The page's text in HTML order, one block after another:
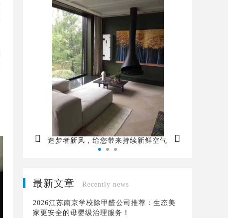
造梦者新风，给您带来持续新鲜空气
 
最新文章 Recently news
2026江苏南京学校除甲醛公司推荐：生态美
家更安全的母婴级治理服务！